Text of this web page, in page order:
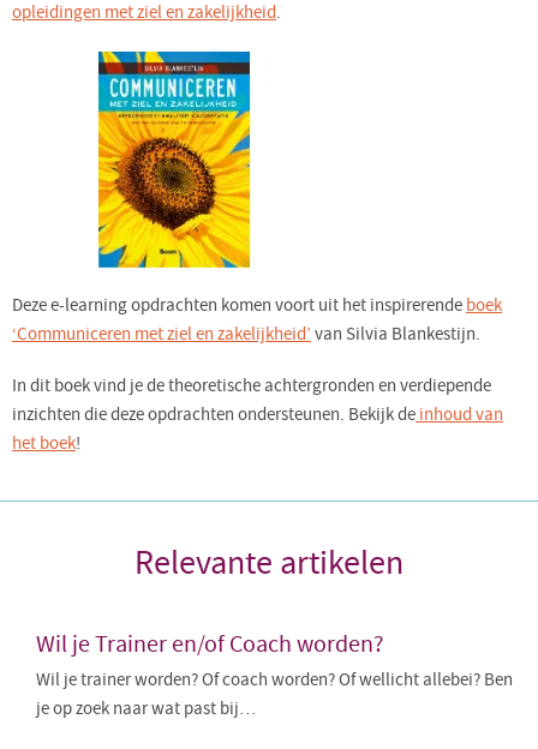
opleidingen met ziel en zakelijkheid.
Deze e-learning opdrachten komen voort uit het inspirerende boek
‘Communiceren met ziel en zakelijkheid’ van Silvia Blankestijn.
In dit boek vind je de theoretische achtergronden en verdiepende
inzichten die deze opdrachten ondersteunen. Bekijk de inhoud van
het boek!
Relevante artikelen
Wil je Trainer en/of Coach worden?
Wil je trainer worden? Of coach worden? Of wellicht allebei? Ben
je op zoek naar wat past bij…